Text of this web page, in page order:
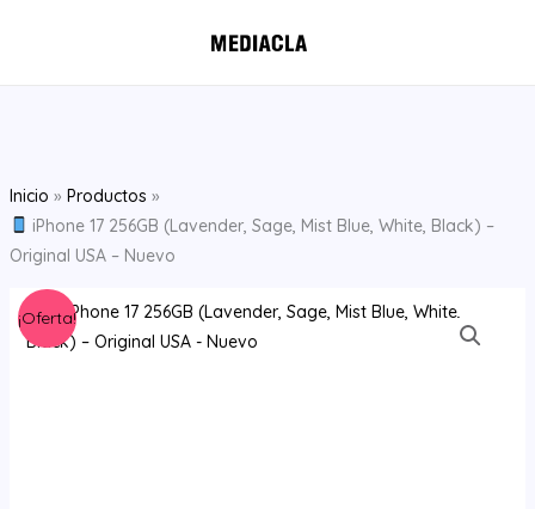
Inicio
Productos
iPhone 17 256GB (Lavender, Sage, Mist Blue, White, Black) –
Original USA – Nuevo
¡Oferta!
El
precio
El